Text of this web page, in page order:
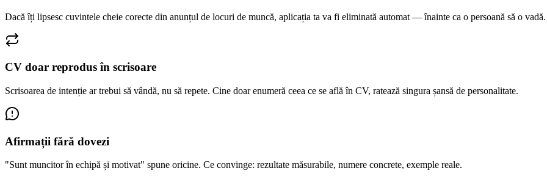
Dacă îți lipsesc cuvintele cheie corecte din anunțul de locuri de muncă, aplicația ta va fi eliminată automat — înainte ca o persoană să o vadă.
CV doar reprodus în scrisoare
Scrisoarea de intenție ar trebui să vândă, nu să repete. Cine doar enumeră ceea ce se află în CV, ratează singura șansă de personalitate.
Afirmații fără dovezi
"Sunt muncitor în echipă și motivat" spune oricine. Ce convinge: rezultate măsurabile, numere concrete, exemple reale.